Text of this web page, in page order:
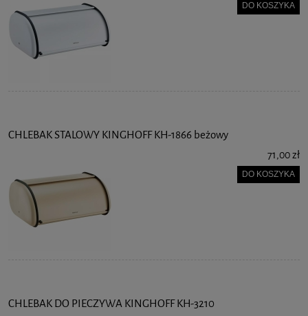
DO KOSZYKA
CHLEBAK STALOWY KINGHOFF KH-1866 beżowy
71,00 zł
DO KOSZYKA
CHLEBAK DO PIECZYWA KINGHOFF KH-3210